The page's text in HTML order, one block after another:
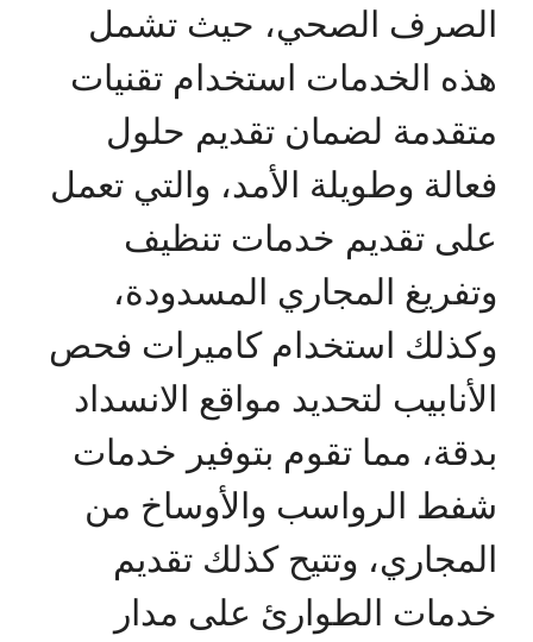
الصرف الصحي، حيث تشمل
هذه الخدمات استخدام تقنيات
متقدمة لضمان تقديم حلول
فعالة وطويلة الأمد، والتي تعمل
على تقديم خدمات تنظيف
وتفريغ المجاري المسدودة،
وكذلك استخدام كاميرات فحص
الأنابيب لتحديد مواقع الانسداد
بدقة، مما تقوم بتوفير خدمات
شفط الرواسب والأوساخ من
المجاري، وتتيح كذلك تقديم
خدمات الطوارئ على مدار